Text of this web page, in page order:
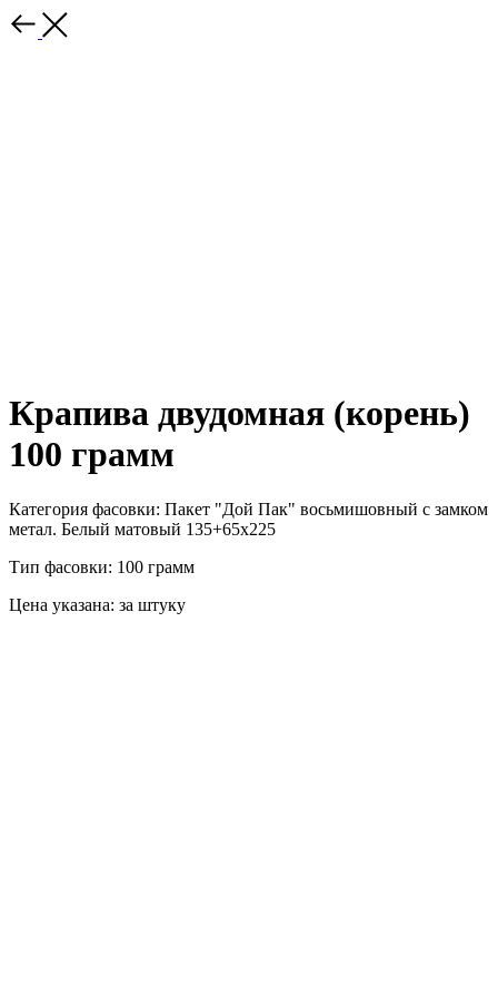
Крапива двудомная (корень)
100 грамм
Категория фасовки: Пакет "Дой Пак" восьмишовный с замком
метал. Белый матовый 135+65х225
Тип фасовки: 100 грамм
Цена указана: за штуку